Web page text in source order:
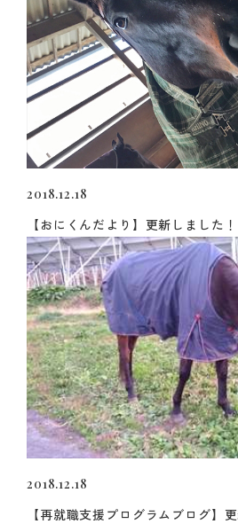
2018.12.18
【おにくんだより】更新しました！
2018.12.18
【再就職支援プログラムブログ】